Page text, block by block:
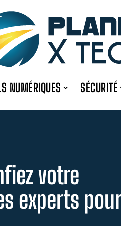
NUMÉRIQUES SÉCURITÉ
votre
experts pour